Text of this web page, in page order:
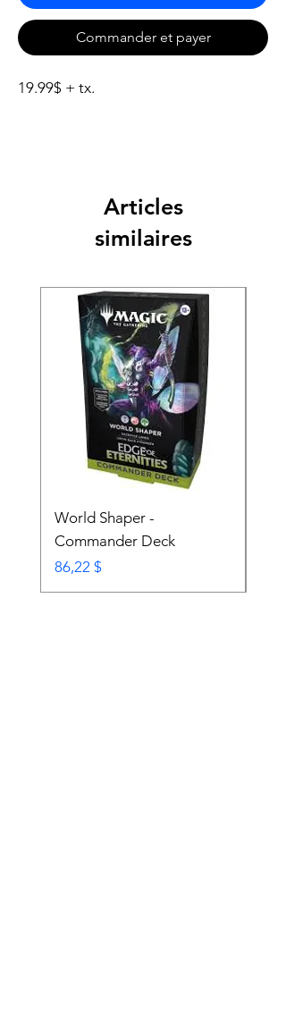
Commander et payer
19.99$ + tx.
Articles
similaires
World Shaper -
Commander Deck
Prix
86,22 $